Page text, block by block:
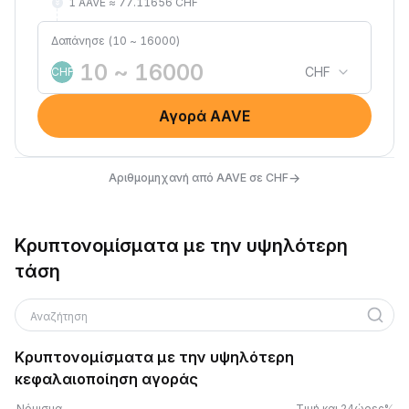
Δαπάνησε (10 ~ 16000)
CHF CHF
Αγορά AAVE
Αριθμομηχανή από AAVE σε CHF→
Κρυπτονομίσματα με την υψηλότερη
τάση
Αναζήτηση
Κρυπτονομίσματα με την υψηλότερη
κεφαλαιοποίηση αγοράς